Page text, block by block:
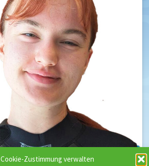
Cookie-Zustimmung verwalten